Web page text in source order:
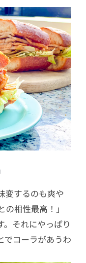
変するのも爽や
相性最高！」
。それにやっぱり
でコーラがあうわ